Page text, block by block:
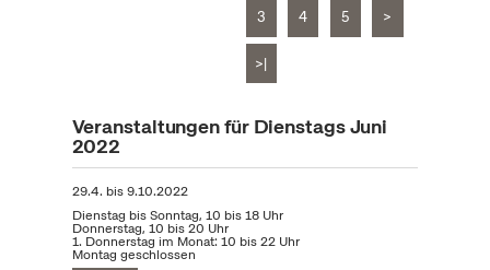
3 4 5 >
>|
Veranstaltungen für Dienstags Juni
2022
29.4. bis9.10.2022
Dienstag bis Sonntag, 10 bis 18 Uhr
Donnerstag, 10 bis 20 Uhr
1. Donnerstag im Monat: 10 bis 22 Uhr
Montag geschlossen